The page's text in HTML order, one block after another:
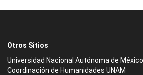
Otros Sitios
Universidad Nacional Autónoma de México
Coordinación de Humanidades UNAM